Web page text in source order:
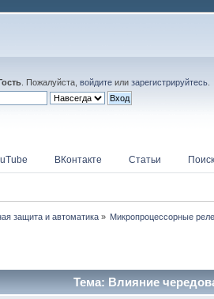
. Пожалуйста, войдите или зарегистрируйтесь
ВКонтакте Статьи Поиск
защита и автоматика» Микропроцессорные реле
Тема: Влияние